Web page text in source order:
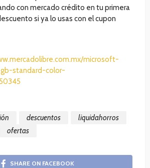
con mercado crédito en tu primera
si ya lo usas con el cupon
microsoft-
standard-color-
descuentos
liquidahorros
ofertas
SHARE ON FACEBOOK